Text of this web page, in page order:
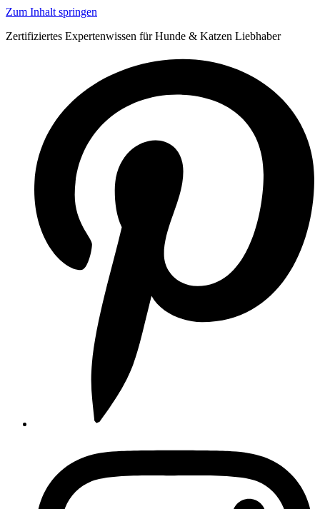
Zum Inhalt springen
Zertifiziertes Expertenwissen für Hunde & Katzen Liebhaber